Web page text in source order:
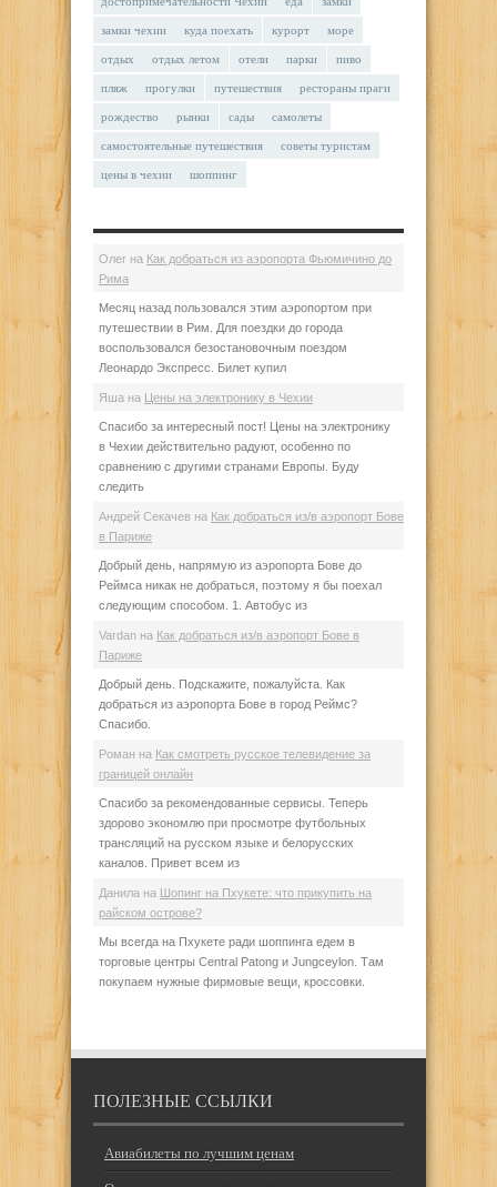
замки чехии куда поехать курорт море
отдых отдых летом отели парки пиво
пляж прогулки путешествия рестораны праги
рождество рынки сады самолеты
самостоятельные путешествия советы туристам
цены в чехии шоппинг
Олег на Как добраться из аэропорта Фьюмичино до
Рима
Месяц назад пользовался этим аэропортом при
путешествии в Рим. Для поездки до города
воспользовался безостановочным поездом
Леонардо Экспресс. Билет купил
Яша на Цены на электронику в Чехии
Спасибо за интересный пост! Цены на электронику
в Чехии действительно радуют, особенно по
сравнению с другими странами Европы. Буду
следить
Андрей Секачев на Как добраться из/в аэропорт Бове
в Париже
Добрый день, напрямую из аэропорта Бове до
Реймса никак не добраться, поэтому я бы поехал
следующим способом. 1. Автобус из
Vardan на Как добраться из/в аэропорт Бове в
Париже
Добрый день. Подскажите, пожалуйста. Как
добраться из аэропорта Бове в город Реймс?
Спасибо.
Роман на Как смотреть русское телевидение за
границей онлайн
Спасибо за рекомендованные сервисы. Теперь
здорово экономлю при просмотре футбольных
трансляций на русском языке и белорусских
каналов. Привет всем из
Данила на Шопинг на Пхукете: что прикупить на
райском острове?
Мы всегда на Пхукете ради шоппинга едем в
торговые центры Central Patong и Jungceylon. Там
покупаем нужные фирмовые вещи, кроссовки.
ПОЛЕЗНЫЕ ССЫЛКИ
Авиабилеты по лучшим ценам